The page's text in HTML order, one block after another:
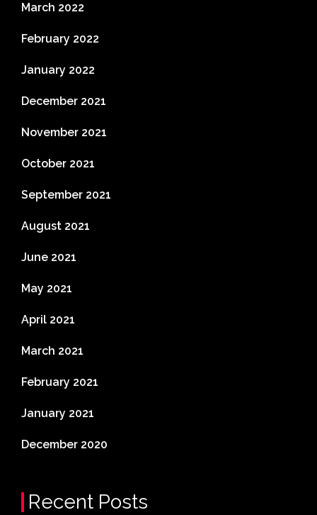
March 2022
February 2022
January 2022
December 2021
November 2021
October 2021
September 2021
August 2021
June 2021
May 2021
April 2021
March 2021
February 2021
January 2021
December 2020
Recent Posts